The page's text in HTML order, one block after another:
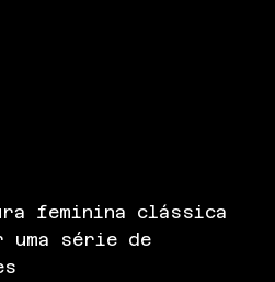
feminina clássica
uma série de